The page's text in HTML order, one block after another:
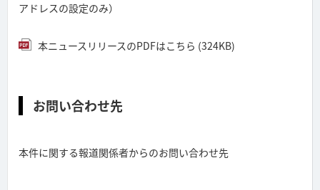
アドレスの設定のみ）
本ニュースリリースのPDFはこちら (324KB)
お問い合わせ先
本件に関する報道関係者からのお問い合わせ先